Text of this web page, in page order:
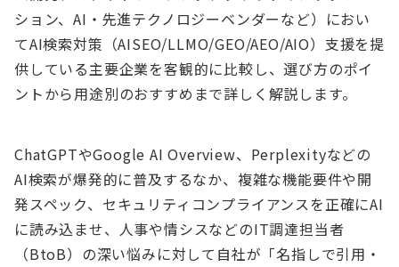
ション、AI・先進テクノロジーベンダーなど）におい
てAI検索対策（AISEO/LLMO/GEO/AEO/AIO）支援を提
供している主要企業を客観的に比較し、選び方のポイ
ントから用途別のおすすめまで詳しく解説します。
ChatGPTやGoogle AI Overview、Perplexityなどの
AI検索が爆発的に普及するなか、複雑な機能要件や開
発スペック、セキュリティコンプライアンスを正確にAI
に読み込ませ、人事や情シスなどのIT調達担当者
（BtoB）の深い悩みに対して自社が「名指しで引用・